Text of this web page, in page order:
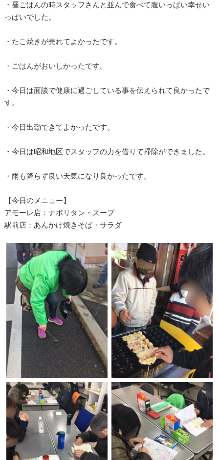
・昼ごはんの時スタッフさんと並んで食べて腹いっぱい幸せい
っぱいでした。
・たこ焼きが売れてよかったです。
・ごはんがおいしかったです。
・今日は面談で健康に過ごしている事を伝えられて良かったで
す。
・今日出勤できてよかったです。
・今日は昭和地区でスタッフの力を借りて掃除ができました。
・雨も降らず良い天気になり良かったです。
【今日のメニュー】
アモーレ店：ナポリタン・スープ
駅前店：あんかけ焼きそば・サラダ